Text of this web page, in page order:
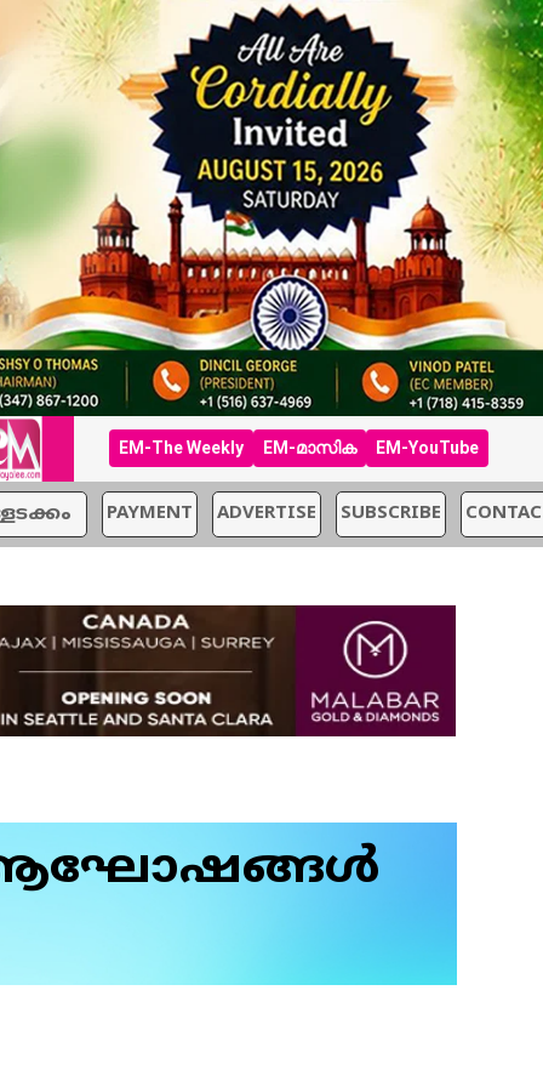
EM-The Weekly EM-മാസിക EM-YouTube
PAYMENT ADVERTISE SUBSCRIBE